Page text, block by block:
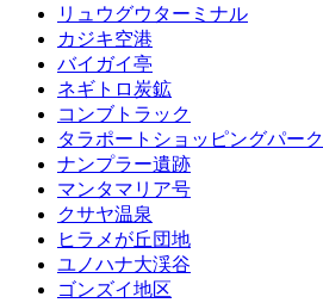
リュウグウターミナル
カジキ空港
バイガイ亭
ネギトロ炭鉱
コンブトラック
タラポートショッピングパーク
ナンプラー遺跡
マンタマリア号
クサヤ温泉
ヒラメが丘団地
ユノハナ大渓谷
ゴンズイ地区